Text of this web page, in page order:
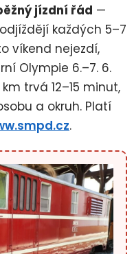
jízdní řád —
každých 5–7
víkend nejezdí,
Olympie 6.–7. 6.
trvá 12–15 minut,
a okruh. Platí
.